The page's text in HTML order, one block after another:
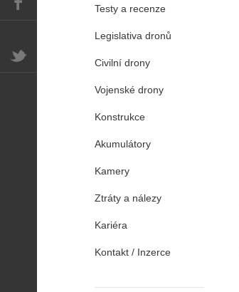
Testy a recenze
Legislativa dronů
Civilní drony
Vojenské drony
Konstrukce
Akumulátory
Kamery
Ztráty a nálezy
Kariéra
Kontakt / Inzerce